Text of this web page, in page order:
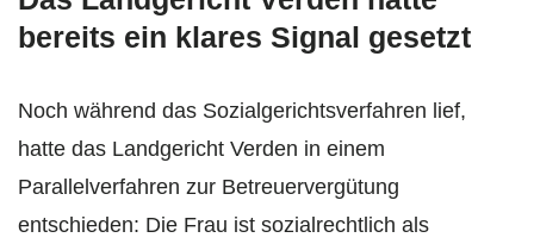
bereits ein klares Signal gesetzt
Noch während das Sozialgerichtsverfahren lief,
hatte das Landgericht Verden in einem
Parallelverfahren zur Betreuervergütung
entschieden: Die Frau ist sozialrechtlich als